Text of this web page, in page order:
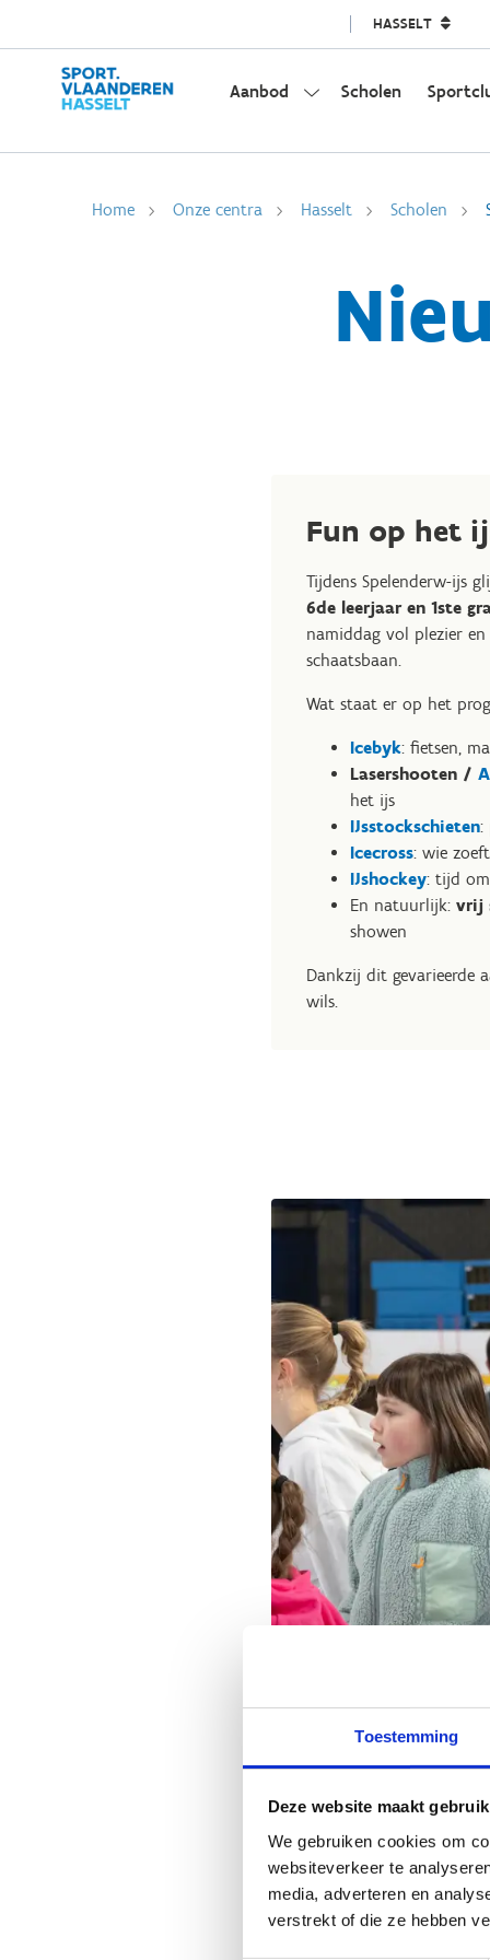
Toestemming
Deze website maakt
We gebruiken cookies om
websiteverkeer te
media, adverteren en
verstrekt of die ze hebben
HASSELT
Aanbod Scholen
Home Onze centra Hasselt Scholen
Fun op het
Tijdens Spelenderw-ijs
6de leerjaar en 1ste
namiddag vol plezier
schaatsbaan.
Wat staat er op het
Icebyk: fietsen,
Lasershooten /
het ijs
IJsstockschieten:
Icecross: wie
IJshockey: tijd
En natuurlijk: vrij
showen
Dankzij dit gevarieerde
wils.
Hoe